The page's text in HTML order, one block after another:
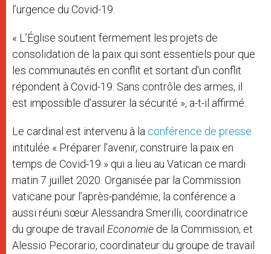
l’urgence du Covid-19.
« L’Église soutient fermement les projets de
consolidation de la paix qui sont essentiels pour que
les communautés en conflit et sortant d’un conflit
répondent à Covid-19. Sans contrôle des armes, il
est impossible d’assurer la sécurité », a-t-il affirmé.
Le cardinal est intervenu à la conférence de presse
intitulée « Préparer l’avenir, construire la paix en
temps de Covid-19 » qui a lieu au Vatican ce mardi
matin 7 juillet 2020. Organisée par la Commission
vaticane pour l’après-pandémie, la conférence a
aussi réuni sœur Alessandra Smerilli, coordinatrice
du groupe de travail Economie de la Commission, et
Alessio Pecorario, coordinateur du groupe de travail